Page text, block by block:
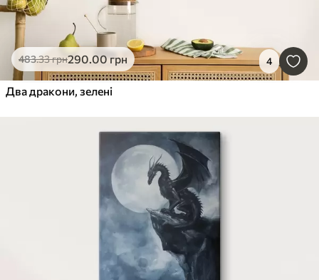
483.33грн290.00грн 4
Два дракони, зелені